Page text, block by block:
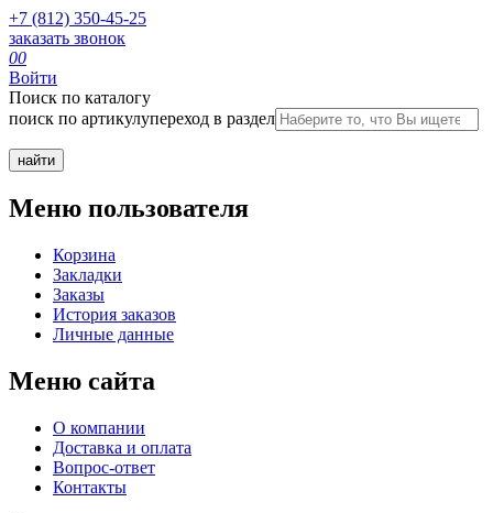
+7 (812) 350-45-25
заказать звонок
00
Войти
Поиск по каталогу
поиск по артикулупереход в раздел
Меню пользователя
Корзина
Закладки
Заказы
История заказов
Личные данные
Меню сайта
О компании
Доставка и оплата
Вопрос-ответ
Контакты